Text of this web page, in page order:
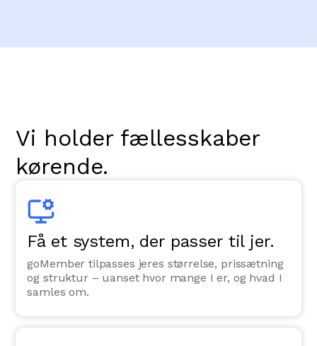
Vi holder fællesskaber
kørende.
Få et system, der passer til jer.
goMember tilpasses jeres størrelse, prissætning
og struktur – uanset hvor mange I er, og hvad I
samles om.